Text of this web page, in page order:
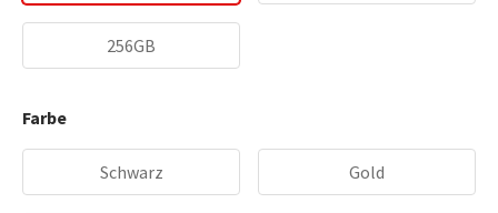
256GB
Farbe
Schwarz Gold